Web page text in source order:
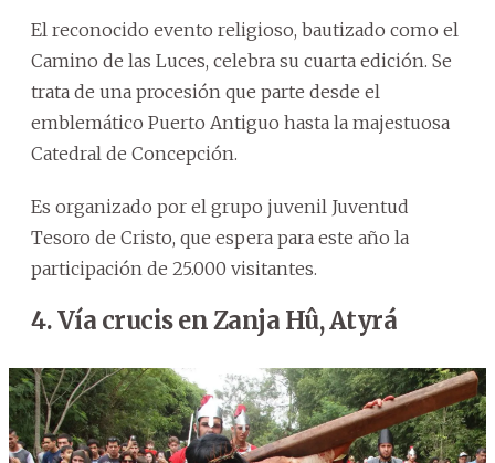
El reconocido evento religioso, bautizado como el
Camino de las Luces, celebra su cuarta edición. Se
trata de una procesión que parte desde el
emblemático Puerto Antiguo hasta la majestuosa
Catedral de Concepción.
Es organizado por el grupo juvenil Juventud
Tesoro de Cristo, que espera para este año la
participación de 25.000 visitantes.
4. Vía crucis en Zanja Hû, Atyrá